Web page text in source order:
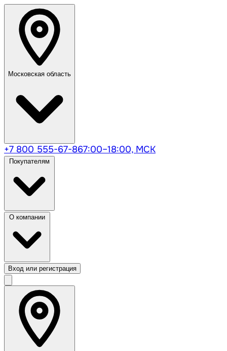
Московская область
+7 800 555-67-867:00–18:00, МСК
Вход или регистрация